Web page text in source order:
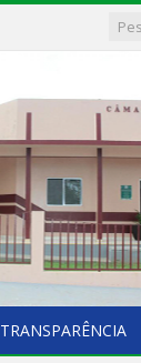
TRANSPARÊNCIA